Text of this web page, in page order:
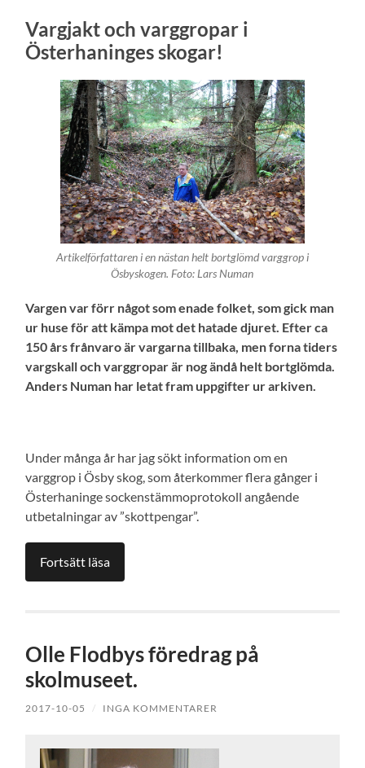
Vargjakt och varggropar i
Österhaninges skogar!
Artikelförfattaren i en nästan helt bortglömd varggrop i
Ösbyskogen. Foto: Lars Numan
Vargen var förr något som enade folket, som gick man
ur huse för att kämpa mot det hatade djuret. Efter ca
150 års frånvaro är vargarna tillbaka, men forna tiders
vargskall och varggropar är nog ändå helt bortglömda.
Anders Numan har letat fram uppgifter ur arkiven.
Under många år har jag sökt information om en
varggrop i Ösby skog, som återkommer flera gånger i
Österhaninge sockenstämmoprotokoll angående
utbetalningar av ”skottpengar”.
Fortsätt läsa
Olle Flodbys föredrag på
skolmuseet.
2017-10-05 / INGA KOMMENTARER